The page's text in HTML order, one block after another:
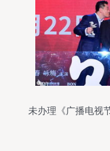
未办理《广播电视